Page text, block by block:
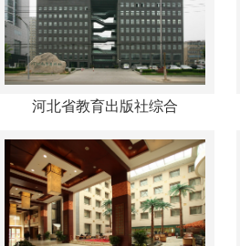
河北省教育出版社综合